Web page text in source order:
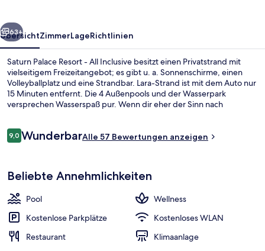
Weiter
63+
ÜbersichtZimmerLageRichtlinien
Saturn Palace Resort - All Inclusive besitzt einen Privatstrand mit
vielseitigem Freizeitangebot; es gibt u. a. Sonnenschirme, einen
Volleyballplatz und eine Strandbar. Lara-Strand ist mit dem Auto nur
15 Minuten entfernt. Die 4 Außenpools und der Wasserpark
versprechen Wasserspaß pur. Wenn dir eher der Sinn nach
umfasst 4 Restaurants und 2 Poolbars. Als weitere Highlights bietet
Bewertungen
9,09,0 von 10.
WunderbarAlle 57 Bewertungen anzeigen
Beliebte Annehmlichkeiten
Pool
Wellness
Kostenlose Parkplätze
Kostenloses WLAN
Restaurant
Klimaanlage